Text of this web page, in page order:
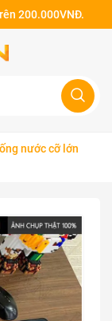
200.000VNĐ.
nước cỡ lớn